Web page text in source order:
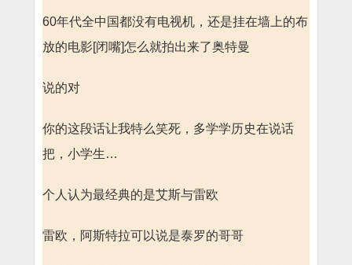
60年代全中国都没有电视机，还是挂在墙上的布
放的电影[闭嘴]怎么就拍出来了奥特曼
说的对
你的这段话让我特么笑死，多学学历史在说话
把，小学生…
个人认为最经典的是艾斯与雷欧
雷欧，阿斯特拉可以说是泰罗的哥哥